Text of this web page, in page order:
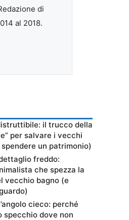
di
al 2018.
il trucco della
per salvare i vecchi
un patrimonio)
freddo:
che spezza la
vecchio bagno (e
cieco: perché
specchio dove non